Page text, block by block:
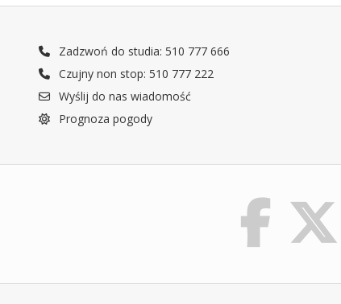
Zadzwoń do studia: 510 777 666
Czujny non stop: 510 777 222
Wyślij do nas wiadomość
Prognoza pogody